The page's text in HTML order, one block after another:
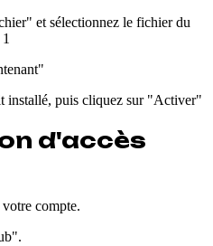
et sélectionnez le fichier du
installé, puis cliquez sur "Activer"
d'accès
compte.